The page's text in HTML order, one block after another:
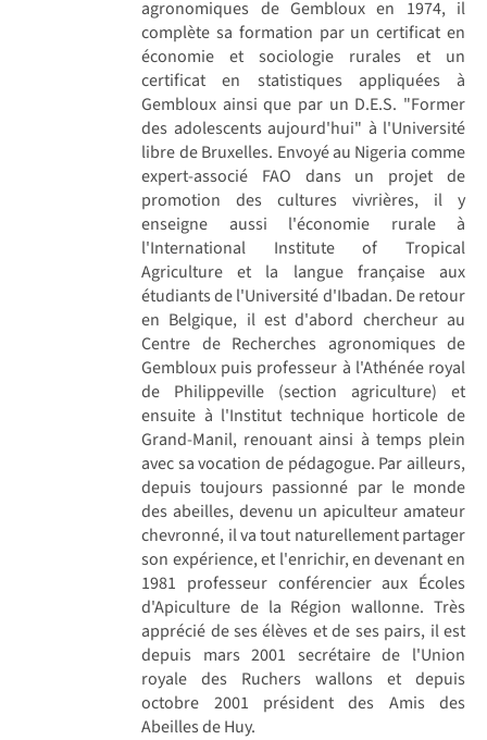
agronomiques de Gembloux en 1974, il
complète sa formation par un certificat en
économie et sociologie rurales et un
certificat en statistiques appliquées à
Gembloux ainsi que par un D.E.S. "Former
des adolescents aujourd'hui" à l'Université
libre de Bruxelles. Envoyé au Nigeria comme
expert-associé FAO dans un projet de
promotion des cultures vivrières, il y
enseigne aussi l'économie rurale à
l'International Institute of Tropical
Agriculture et la langue française aux
étudiants de l'Université d'Ibadan. De retour
en Belgique, il est d'abord chercheur au
Centre de Recherches agronomiques de
Gembloux puis professeur à l'Athénée royal
de Philippeville (section agriculture) et
ensuite à l'Institut technique horticole de
Grand-Manil, renouant ainsi à temps plein
avec sa vocation de pédagogue. Par ailleurs,
depuis toujours passionné par le monde
des abeilles, devenu un apiculteur amateur
chevronné, il va tout naturellement partager
son expérience, et l'enrichir, en devenant en
1981 professeur conférencier aux Écoles
d'Apiculture de la Région wallonne. Très
apprécié de ses élèves et de ses pairs, il est
depuis mars 2001 secrétaire de l'Union
royale des Ruchers wallons et depuis
octobre 2001 président des Amis des
Abeilles de Huy.